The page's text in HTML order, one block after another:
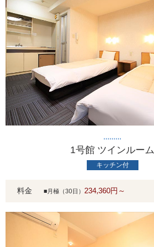
1号館 ツインルーム
キッチン付
料金 ■月極（30日） 234,360円～